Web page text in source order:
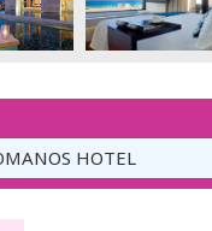
HOTEL